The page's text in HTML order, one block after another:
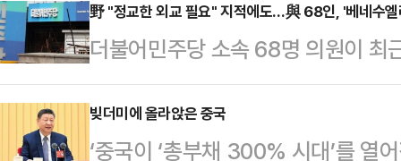
소리가 일고 있는 가운데, 이 후보
관계와 책임 여부를 가르는 검증의
대한 인사청문요청안은 지난 2일
지난달 28일로부터 20일 이내에
野 "정교한 외교 필요" 지적에도…與 68인, '베네수엘
더불어민주당 소속 68명 의원이 최
전에 대해 "국제법적 절차를 결여한
게 위협할 수 있다"고 우려하는 성
등 민주당 의원 68명은 6일 '베네수
빚더미에 올라앉은 중국
‘중국이 ‘총부채 300% 시대’를 열